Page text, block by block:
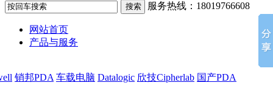
服务热线：18019766608
网站首页
产品与服务
销邦PDA 车载电脑 Datalogic 欣技Cipherlab 国产PDA